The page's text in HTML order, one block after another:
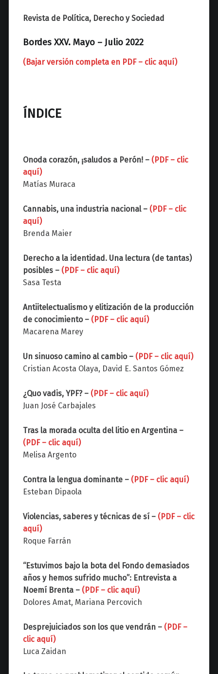
a
z
Revista de Política, Derecho y Sociedad
Bordes XXV. Mayo – Julio 2022
(Bajar versión completa en PDF – clic aquí)
ÍNDICE
Onoda corazón, ¡saludos a Perón! – (PDF – clic
aquí)
Matías Muraca
Cannabis, una industria nacional – (PDF – clic
aquí)
Brenda Maier
Derecho a la identidad. Una lectura (de tantas)
posibles – (PDF – clic aquí)
Sasa Testa
Antiitelectualismo y elitización de la producción
de conocimiento – (PDF – clic aquí)
Macarena Marey
Un sinuoso camino al cambio – (PDF – clic aquí)
Cristian Acosta Olaya, David E. Santos Gómez
¿Quo vadis, YPF? – (PDF – clic aquí)
Juan José Carbajales
Tras la morada oculta del litio en Argentina –
(PDF – clic aquí)
Melisa Argento
Contra la lengua dominante – (PDF – clic aquí)
Esteban Dipaola
Violencias, saberes y técnicas de sí – (PDF – clic
aquí)
Roque Farrán
“Estuvimos bajo la bota del Fondo demasiados
años y hemos sufrido mucho”: Entrevista a
Noemí Brenta – (PDF – clic aquí)
Dolores Amat, Mariana Percovich
Desprejuiciados son los que vendrán – (PDF –
clic aquí)
Luca Zaidan